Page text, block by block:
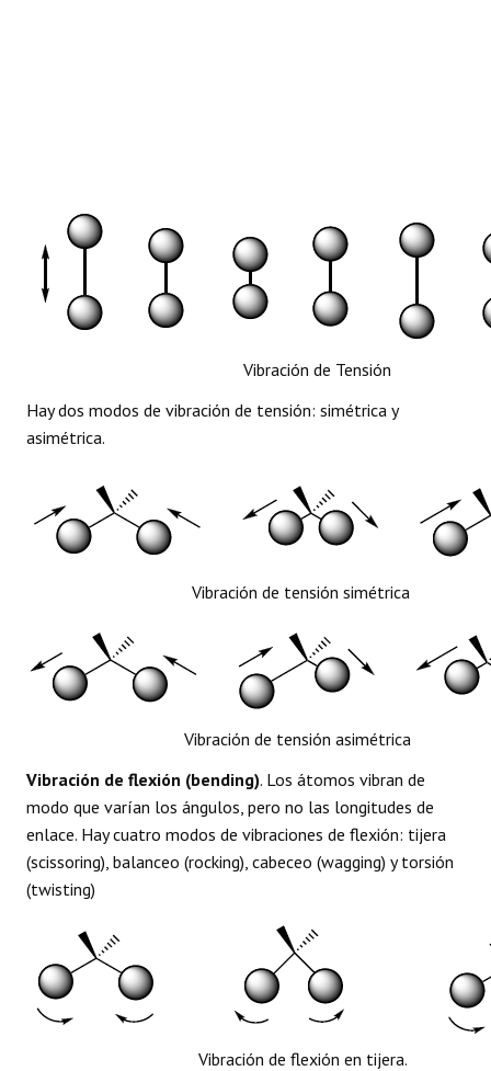
Vibración de Tensión
Hay dos modos de vibración de tensión: simétrica y
asimétrica.
Vibración de tensión simétrica
Vibración de tensión asimétrica
Vibración de flexión (bending). Los átomos vibran de
modo que varían los ángulos, pero no las longitudes de
enlace. Hay cuatro modos de vibraciones de flexión: tijera
(scissoring), balanceo (rocking), cabeceo (wagging) y torsión
(twisting)
Vibración de flexión en tijera.